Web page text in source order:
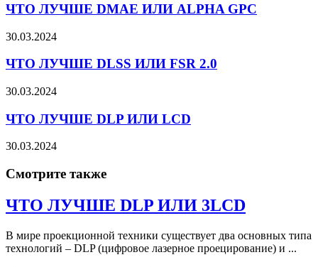
ЧТО ЛУЧШЕ DMAE ИЛИ ALPHA GPC
30.03.2024
ЧТО ЛУЧШЕ DLSS ИЛИ FSR 2.0
30.03.2024
ЧТО ЛУЧШЕ DLP ИЛИ LCD
30.03.2024
Смотрите также
ЧТО ЛУЧШЕ DLP ИЛИ 3LCD
В мире проекционной техники существует два основных типа
технологий – DLP (цифровое лазерное проецирование) и ...